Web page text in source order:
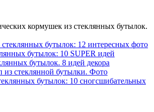
кормушек из стеклянных бутылок.
бутылок: 12 интересных фото
бутылок: 10 SUPER идей
бутылок. 8 идей декора
из стеклянной бутылки. Фото
бутылок: 10 сногсшибательных